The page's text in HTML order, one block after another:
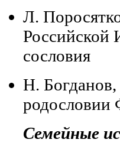
Л.
Российской
сословия
Н.
родословии
Семейные